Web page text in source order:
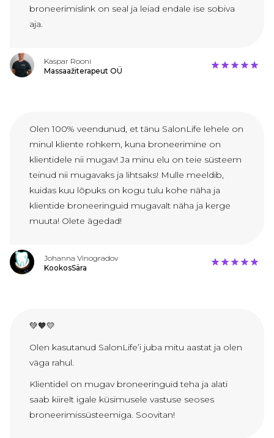
broneerimislink on seal ja leiad endale ise sobiva
aja.
Kaspar Rooni
Massaažiterapeut OÜ
Olen 100% veendunud, et tänu SalonLife lehele on
minul kliente rohkem, kuna broneerimine on
klientidele nii mugav! Ja minu elu on teie süsteem
teinud nii mugavaks ja lihtsaks! Mulle meeldib,
kuidas kuu lõpuks on kogu tulu kohe näha ja
klientide broneeringuid mugavalt näha ja kerge
muuta! Olete ägedad!
Johanna Vinogradov
KookosSära
💚🧡💛
Olen kasutanud SalonLife’i juba mitu aastat ja olen
väga rahul.
Klientidel on mugav broneeringuid teha ja alati
saab kiirelt igale küsimusele vastuse seoses
broneerimissüsteemiga. Soovitan!